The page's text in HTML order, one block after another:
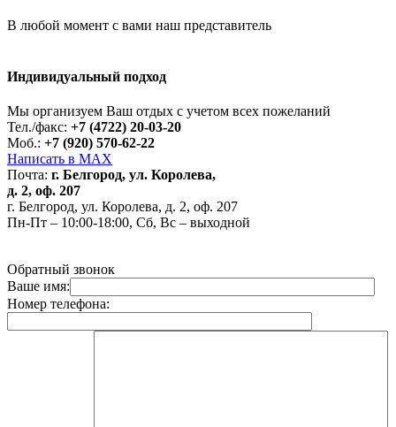
В любой момент с вами наш представитель
Индивидуальный подход
Мы организуем Ваш отдых с учетом всех пожеланий
Тел./факс: +7 (4722) 20-03-20
Моб.: +7 (920) 570-62-22
Написать в MAX
Почта: г. Белгород, ул. Королева,
д. 2, оф. 207
г. Белгород, ул. Королева, д. 2, оф. 207
Пн-Пт – 10:00-18:00, Сб, Вс – выходной
Обратный звонок
Ваше имя:
Номер телефона: